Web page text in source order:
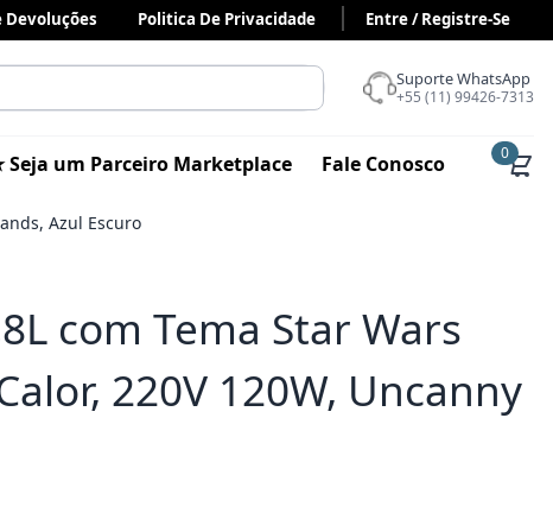
Devoluções Politica De Privacidade Entre / Registre-Se
Suporte WhatsApp
+55 (11) 99426-7313
Seja um Parceiro Marketplace Fale Conosco 0
Azul Escuro
com Tema Star Wars
220V 120W, Uncanny